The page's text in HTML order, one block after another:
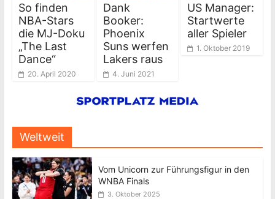
So finden
NBA-Stars
die MJ-Doku
„The Last
Dance“
20. April 2020
Dank
Booker:
Phoenix
Suns werfen
Lakers raus
4. Juni 2021
US Manager:
Startwerte
aller Spieler
1. Oktober 2019
Weltweit
Vom Unicorn zur Führungsfigur in den
WNBA Finals
3. Oktober 2025